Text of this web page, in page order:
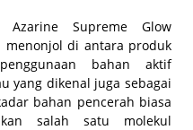
Supreme Glow
di antara produk
bahan aktif
yang dikenal juga sebagai
bahan pencerah biasa
salah satu molekul